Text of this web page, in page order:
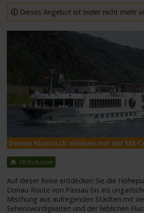
Reedereien
Schiffe
Suche
Dieses Angebot ist leider nicht mehr
Donau Klassisch erleben mit der MS
All-Inclusive
Auf dieser Reise entdecken Sie die
Donau-Route von Passau bis ins
Mischung aus aufregenden Städten mit
Sehenswürdigkeiten und der lieblichen